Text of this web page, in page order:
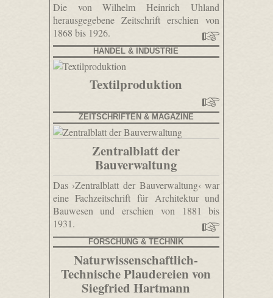
Die von Wilhelm Heinrich Uhland
herausgegebene Zeitschrift erschien von
1868 bis 1926.
HANDEL & INDUSTRIE
Textilproduktion
ZEITSCHRIFTEN & MAGAZINE
Zentralblatt der
Bauverwaltung
Das ›Zentralblatt der Bauverwaltung‹ war
eine Fachzeitschrift für Architektur und
Bauwesen und erschien von 1881 bis
1931.
FORSCHUNG & TECHNIK
Naturwissenschaftlich-
Technische Plaudereien von
Siegfried Hartmann